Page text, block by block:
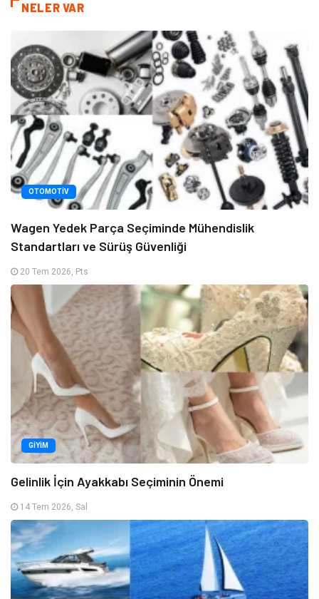
NELER VAR
OTOMOTIV
Wagen Yedek Parça Seçiminde Mühendislik
Standartları ve Sürüş Güvenliği
20 Tem 2026, Pts
GIYIM
Gelinlik İçin Ayakkabı Seçiminin Önemi
14 Tem 2026, Sal